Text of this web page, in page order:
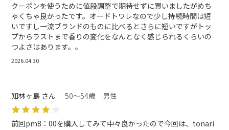
クーポンを使うために値段調整で期待せずに買いましたがめち
ゃくちゃ良かったです。オードトワレなので少し持続時間は短
いですし一流ブランドのものに比べるとさらに短いですがトッ
プからラストまで香りの変化をなんとなく感じられるくらいの
つよさはあります。。
2026.04.30
知林ヶ島 さん 50～54歳 男性
前回pm8∶00を購入してみて中々良かったので今回は、tonari